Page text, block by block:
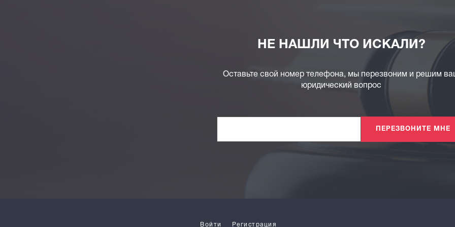
НЕ НАШЛИ ЧТО ИСКАЛИ?
Оставьте свой номер телефона, мы перезвоним и решим
юридический вопрос
ПЕРЕЗВОНИТЕ МНЕ
Войти Регистрация